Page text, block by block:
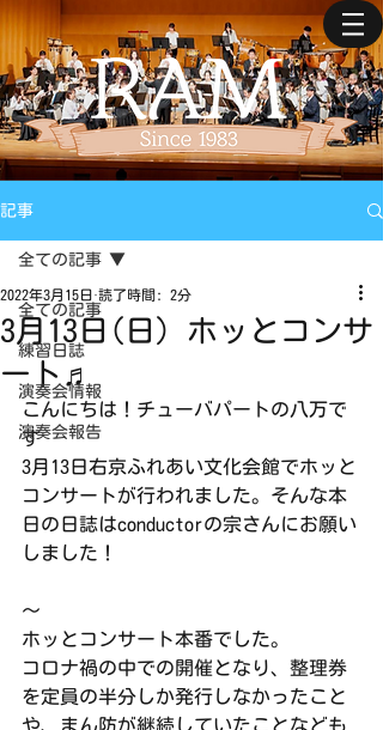
記事
全ての記事
練習日誌
演奏会情報
演奏会報告
全ての記事
3月13日(日) ホッとコンサ
ート♬
2022年3月15日 読了時間: 2分
こんにちは！チューバパートの八万で
す
3月13日右京ふれあい文化会館でホッと
コンサートが行われました。そんな本
日の日誌はconductorの宗さんにお願い
しました！
〜
ホッとコンサート本番でした。
コロナ禍の中での開催となり、整理券
を定員の半分しか発行しなかったこと
や、まん防が継続していたことなども